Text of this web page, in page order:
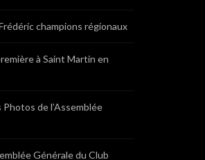
champions régionaux
à Saint Martin en
Photos de l’Assemblée
Générale du Club